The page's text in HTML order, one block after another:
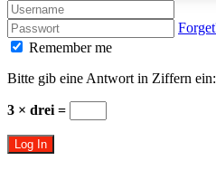
Remember me
Bitte gib eine Antwort in Ziffern ein:
3 × drei =
Log In